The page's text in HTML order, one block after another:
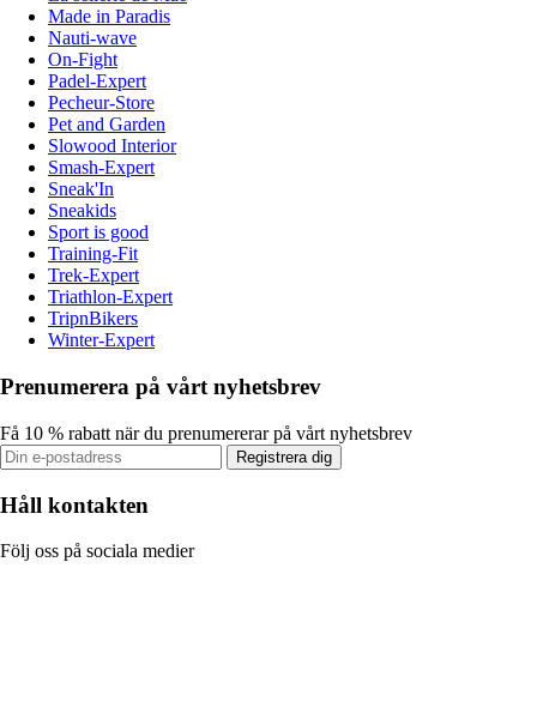
Made in Paradis
Nauti-wave
On-Fight
Padel-Expert
Pecheur-Store
Pet and Garden
Slowood Interior
Smash-Expert
Sneak'In
Sneakids
Sport is good
Training-Fit
Trek-Expert
Triathlon-Expert
TripnBikers
Winter-Expert
Prenumerera på vårt nyhetsbrev
Få 10 % rabatt när du prenumererar på vårt nyhetsbrev
Registrera dig
Håll kontakten
Följ oss på sociala medier